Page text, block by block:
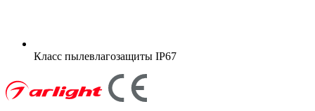
Класс пылевлагозащиты IP67